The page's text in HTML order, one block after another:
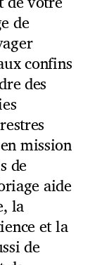
de
confins
des
mission
de
aide
la
et la
de